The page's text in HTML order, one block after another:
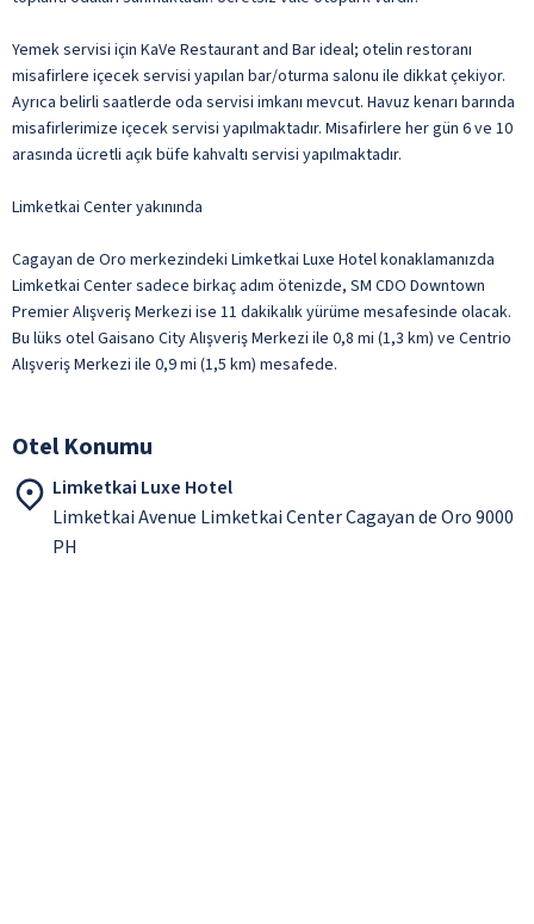
Yemek servisi için KaVe Restaurant and Bar ideal; otelin restoranı
misafirlere içecek servisi yapılan bar/oturma salonu ile dikkat çekiyor.
Ayrıca belirli saatlerde oda servisi imkanı mevcut. Havuz kenarı barında
misafirlerimize içecek servisi yapılmaktadır. Misafirlere her gün 6 ve 10
arasında ücretli açık büfe kahvaltı servisi yapılmaktadır.
Limketkai Center yakınında
Cagayan de Oro merkezindeki Limketkai Luxe Hotel konaklamanızda
Limketkai Center sadece birkaç adım ötenizde, SM CDO Downtown
Premier Alışveriş Merkezi ise 11 dakikalık yürüme mesafesinde olacak.
Bu lüks otel Gaisano City Alışveriş Merkezi ile 0,8 mi (1,3 km) ve Centrio
Alışveriş Merkezi ile 0,9 mi (1,5 km) mesafede.
Otel Konumu
Limketkai Luxe Hotel
Limketkai Avenue Limketkai Center Cagayan de Oro 9000
PH